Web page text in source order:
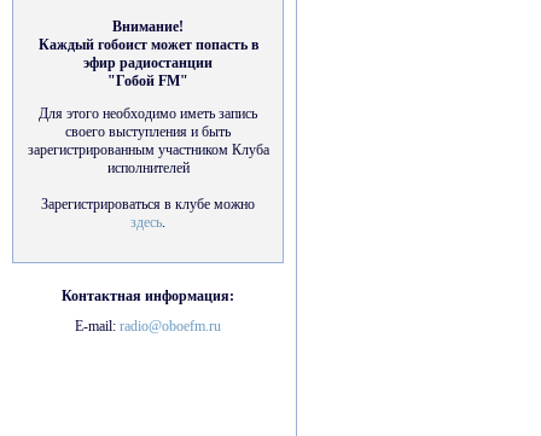
Внимание!
Каждый гобоист может попасть в
эфир радиостанции
"Гобой FM"
Для этого необходимо иметь запись
своего выступления и быть
зарегистрированным участником Клуба
исполнителей
Зарегистрироваться в клубе можно
здесь.
Контактная информация:
E-mail: radio@oboefm.ru